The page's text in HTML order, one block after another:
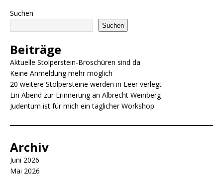
o
k r
Suchen
Suchen
Beiträge
Aktuelle Stolperstein-Broschüren sind da
Keine Anmeldung mehr möglich
20 weitere Stolpersteine werden in Leer verlegt
Ein Abend zur Erinnerung an Albrecht Weinberg
Judentum ist für mich ein täglicher Workshop
Archiv
Juni 2026
Mai 2026